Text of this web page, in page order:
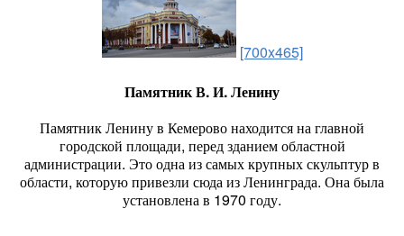
[700x465]
Памятник В. И. Ленину
Памятник Ленину в Кемерово находится на главной
городской площади, перед зданием областной
администрации. Это одна из самых крупных скульптур в
области, которую привезли сюда из Ленинграда. Она была
установлена в 1970 году.